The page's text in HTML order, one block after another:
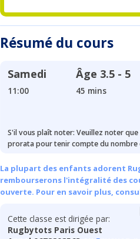
Résumé du cours
Samedi
11:00
Âge 3.5 - 5
45 mins
S'il vous plaît noter: Veuillez noter
prorata pour tenir compte du nombre
La plupart des enfants adorent
rembourserons l'intégralité des
ouverte. Pour en savoir plus,
Cette classe est dirigée par:
Rugbytots Paris Ouest